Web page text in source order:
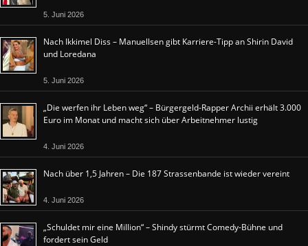
5. Juni 2026
Nach Ikkimel Diss – Manuellsen gibt Karriere-Tipp an Shirin David
und Loredana
5. Juni 2026
„Die werfen ihr Leben weg“ – Bürgergeld-Rapper Archii erhält 3.000
Euro im Monat und macht sich über Arbeitnehmer lustig
4. Juni 2026
Nach über 1,5 Jahren – Die 187 Strassenbande ist wieder vereint
4. Juni 2026
„Schuldet mir eine Million“ – Shindy stürmt Comedy-Bühne und
fordert sein Geld